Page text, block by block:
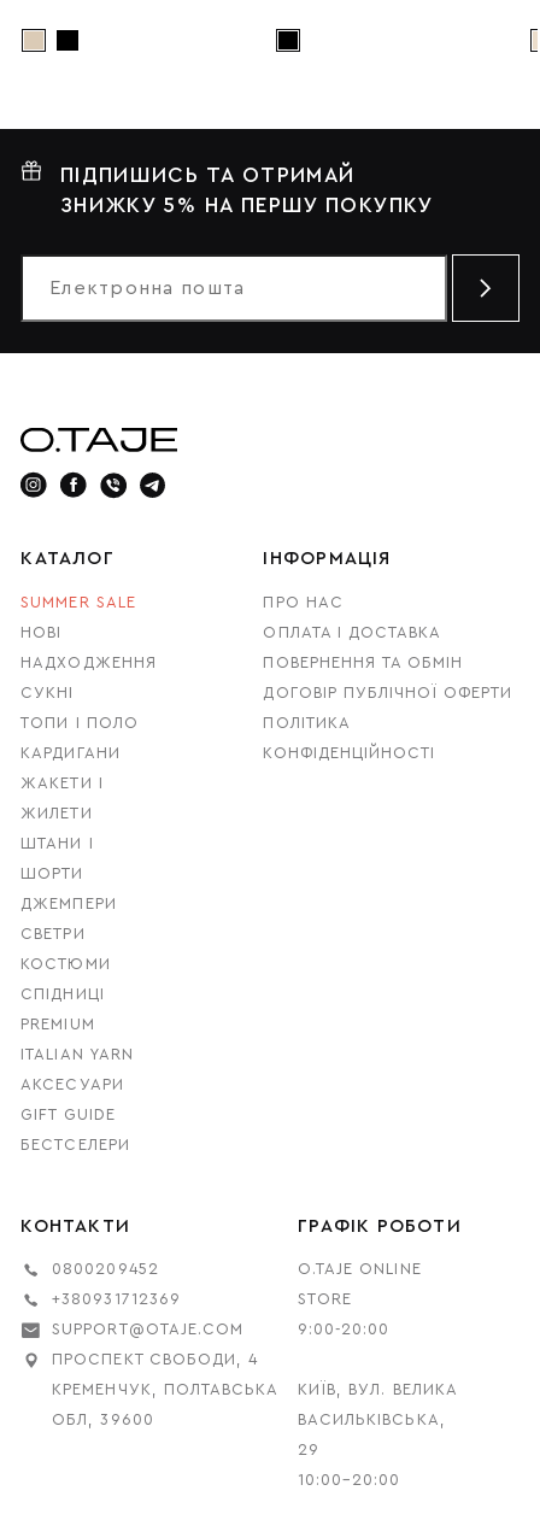
ПІДПИШИСЬ ТА ОТРИМАЙ
ЗНИЖКУ 5% НА ПЕРШУ ПОКУПКУ
КАТАЛОГ
SUMMER SALE
НОВІ
НАДХОДЖЕННЯ
СУКНІ
ТОПИ І ПОЛО
КАРДИГАНИ
ЖАКЕТИ І
ЖИЛЕТИ
ШТАНИ І
ШОРТИ
ДЖЕМПЕРИ
СВЕТРИ
КОСТЮМИ
СПІДНИЦІ
PREMIUM
ITALIAN YARN
АКСЕСУАРИ
GIFT GUIDE
БЕСТСЕЛЕРИ
ІНФОРМАЦІЯ
ПРО НАС
ОПЛАТА І ДОСТАВКА
ПОВЕРНЕННЯ ТА ОБМІН
ДОГОВІР ПУБЛІЧНОЇ ОФЕРТИ
ПОЛІТИКА
КОНФІДЕНЦІЙНОСТІ
КОНТАКТИ
0800209452
+380931712369
SUPPORT@OTAJE.COM
ПРОСПЕКТ СВОБОДИ, 4
КРЕМЕНЧУК, ПОЛТАВСЬКА
ОБЛ, 39600
ГРАФІК РОБОТИ
O.TAJE ONLINE
STORE
9:00-20:00
КИЇВ, ВУЛ. ВЕЛИКА
ВАСИЛЬКІВСЬКА,
29
10:00–20:00